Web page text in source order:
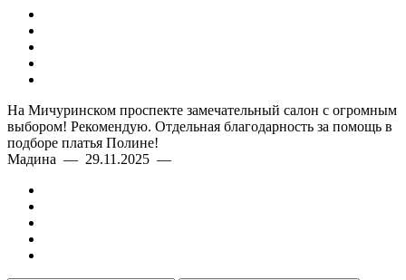
На Мичуринском проспекте замечательный салон с огромным
выбором! Рекомендую. Отдельная благодарность за помощь в
подборе платья Полине!
Мадина — 29.11.2025 —